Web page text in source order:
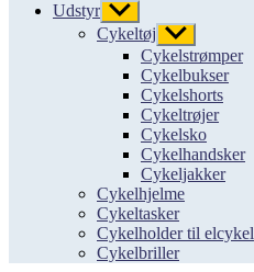
Udstyr Vis
undermenu
Cykeltøj Vis
undermenu
Cykelstrømper
Cykelbukser
Cykelshorts
Cykeltrøjer
Cykelsko
Cykelhandsker
Cykeljakker
Cykelhjelme
Cykeltasker
Cykelholder til elcykel
Cykelbriller